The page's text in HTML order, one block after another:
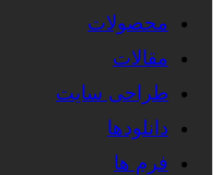
محصولات
مقالات
طراحی سایت
دانلودها
فرم ها